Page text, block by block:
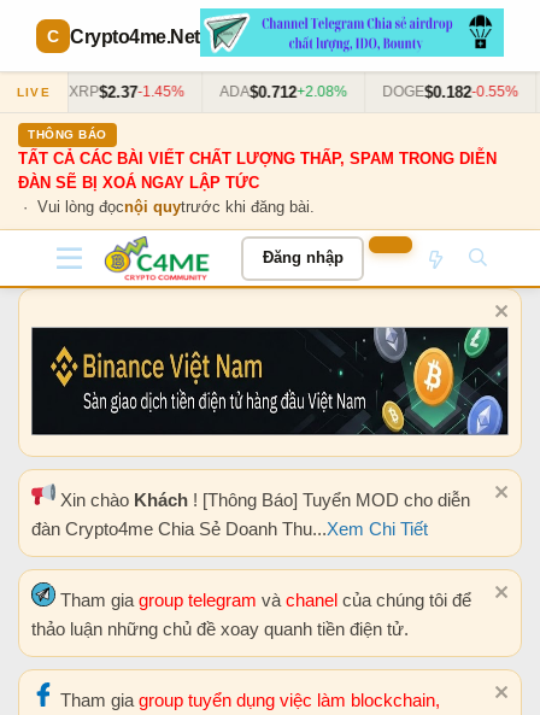
Crypto4me.Net
LIVE XRP$2.37-1.45% ADA$0.712+2.08% DOGE$0.182-0.55%
THÔNG BÁO
TẤT CẢ CÁC BÀI VIẾT CHẤT LƯỢNG THẤP, SPAM TRONG DIỄN
ĐÀN SẼ BỊ XOÁ NGAY LẬP TỨC
· Vui lòng đọcnội quytrước khi đăng bài.
Đăng nhập
Xin chào Khách ! [Thông Báo] Tuyển MOD cho diễn
đàn Crypto4me Chia Sẻ Doanh Thu...Xem Chi Tiết
Tham gia group telegram và chanel của chúng tôi để
thảo luận những chủ đề xoay quanh tiền điện tử.
Tham gia group tuyển dụng việc làm blockchain,